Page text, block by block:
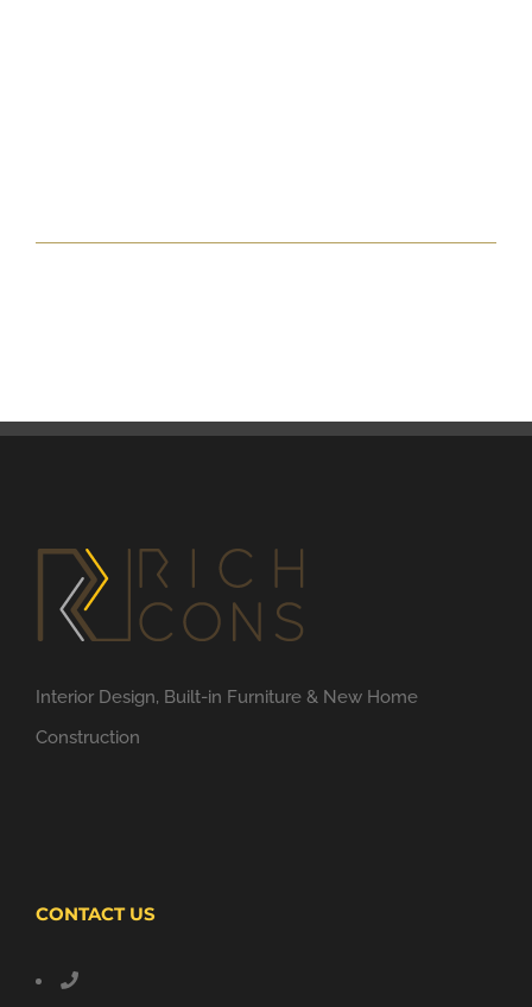
Interior Design, Built-in Furniture & New Home
Construction
CONTACT US